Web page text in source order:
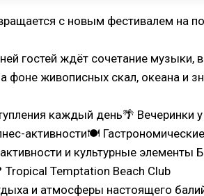
с новым фестивалем на
гостей ждёт сочетание музыки,
фоне живописных скал, океана и
каждый день🌴 Вечеринки
активности🍽
и культурные элементы
Tropical Temptation Beach Club
и атмосферы настоящего